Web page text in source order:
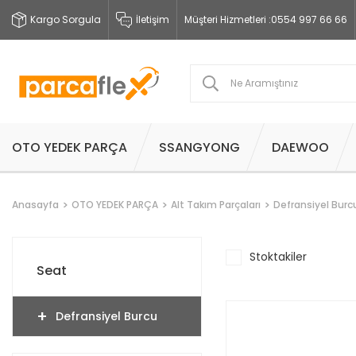
Kargo Sorgula İletişim Müşteri Hizmetleri :0554 997 66 66
OTO YEDEK PARÇA SSANGYONG DAEWOO
Anasayfa OTO YEDEK PARÇA Alt Takım Parçaları Defransiyel
Seat
Defransiyel Burcu
Stoktakiler